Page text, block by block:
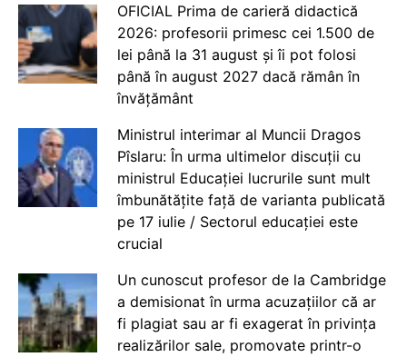
OFICIAL Prima de carieră didactică
2026: profesorii primesc cei 1.500 de
lei până la 31 august și îi pot folosi
până în august 2027 dacă rămân în
învățământ
Ministrul interimar al Muncii Dragos
Pîslaru: În urma ultimelor discuții cu
ministrul Educației lucrurile sunt mult
îmbunătățite față de varianta publicată
pe 17 iulie / Sectorul educației este
crucial
Un cunoscut profesor de la Cambridge
a demisionat în urma acuzațiilor că ar
fi plagiat sau ar fi exagerat în privința
realizărilor sale, promovate printr-o